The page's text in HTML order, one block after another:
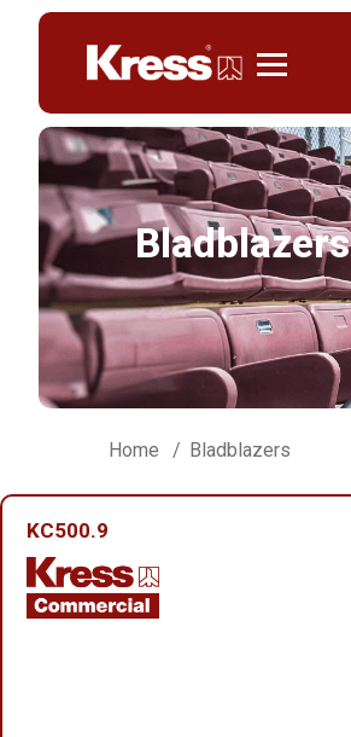
Bladblazers
Home Bladblazers
KC500.9